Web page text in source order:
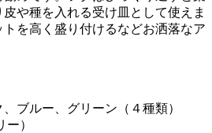
や種を入れる受け皿として使えま
を高く盛り付けるなどお洒落なア
ブルー、グリーン（４種類）
）